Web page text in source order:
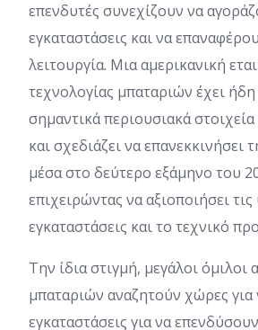
επενδυτές συνεχίζουν να
εγκαταστάσεις και να
λειτουργία. Μια αμερικανική
τεχνολογίας μπαταριών έχει
σημαντικά περιουσιακά
και σχεδιάζει να επανεκκινήσει
μέσα στο δεύτερο εξάμηνο του
επιχειρώντας να αξιοποιήσει
εγκαταστάσεις και το τεχνικό
Την ίδια στιγμή, μεγάλοι όμιλοι
μπαταριών αναζητούν χώρες για
εγκαταστάσεις για να επενδύσουν